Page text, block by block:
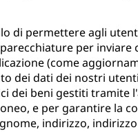
di permettere agli
per
(come
dei dati dei nostri
dei beni gestiti tramite
e per garantire la
indirizzo,